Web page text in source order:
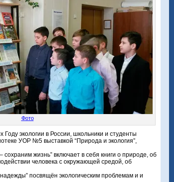
Фото
экологии в России, школьники и студенты
УОР №5 выставкой “Природа и экология”,
жизнь” включает в себя книги о природе, об
человека с окружающей средой, об
посвящён экологическим проблемам и и